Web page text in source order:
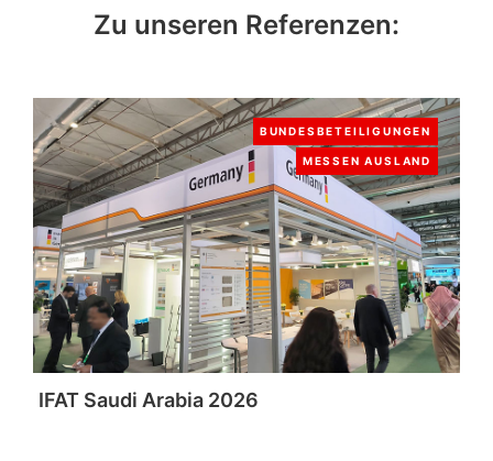
Zu unseren Referenzen:
BUNDESBETEILIGUNGEN
MESSEN AUSLAND
IFAT Saudi Arabia 2026